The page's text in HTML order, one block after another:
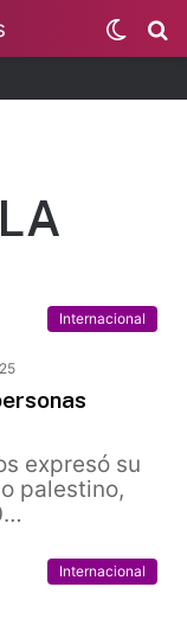
Switch
skin
Internacional
expresó su
palestino,
Internacional